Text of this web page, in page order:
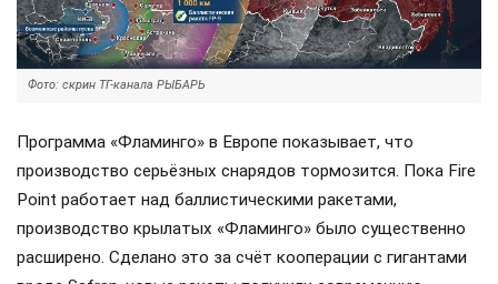
Фото: скрин ТГ-канала РЫБАРЬ
Программа «Фламинго» в Европе показывает, что
производство серьёзных снарядов тормозится. Пока Fire
Point работает над баллистическими ракетами,
производство крылатых «Фламинго» было существенно
расширено. Сделано это за счёт кооперации с гигантами